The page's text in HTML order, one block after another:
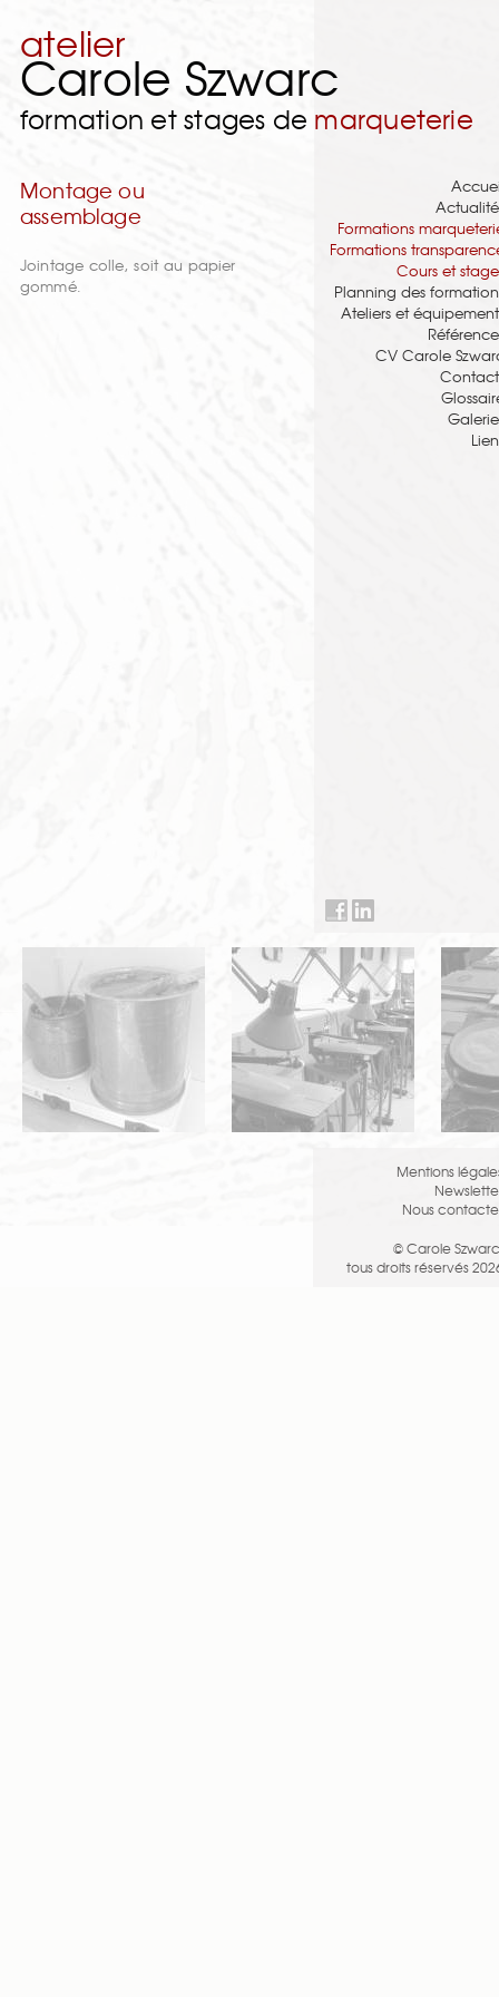
atelier
Carole Szwarc
formation et stages de marqueterie
Montage ou
assemblage
Jointage colle, soit au papier
gommé.
Formations
Formations
Cours et
Planning des
Ateliers et
CV Carole
Mentions
Nous
© Carole
tous droits réservés